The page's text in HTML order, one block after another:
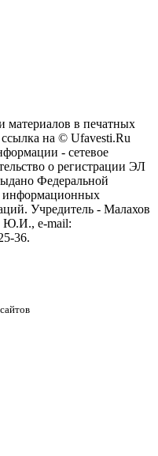
материалов в печатных
на © Ufavesti.Ru
- сетевое
о регистрации ЭЛ
Федеральной
информационных
Учредитель - Малахов
Ю.И., e-mail:
36.